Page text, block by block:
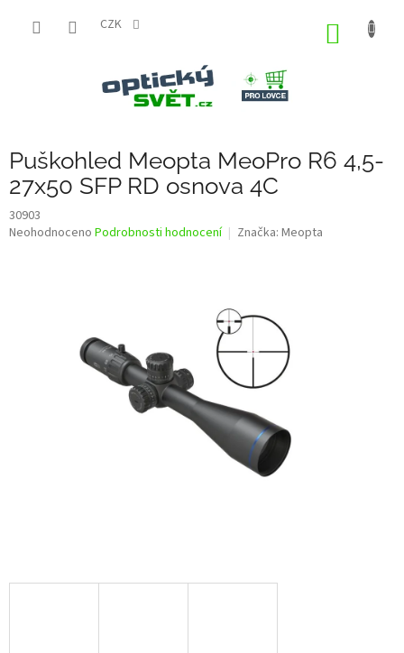
CZK
Puškohled Meopta MeoPro R6 4,5-
27x50 SFP RD osnova 4C
30903
Průměrné
Neohodnoceno Podrobnosti hodnocení Značka: Meopta